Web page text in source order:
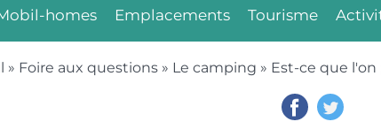
homes Emplacements Tourisme
» Foire aux questions » Le camping » Est-ce que